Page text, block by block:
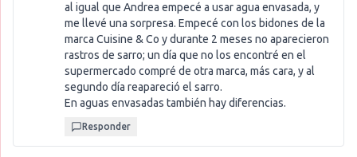
al igual que Andrea empecé a usar agua envasada, y
me llevé una sorpresa. Empecé con los bidones de la
marca Cuisine & Co y durante 2 meses no aparecieron
rastros de sarro; un día que no los encontré en el
supermercado compré de otra marca, más cara, y al
segundo día reapareció el sarro.
En aguas envasadas también hay diferencias.
Responder